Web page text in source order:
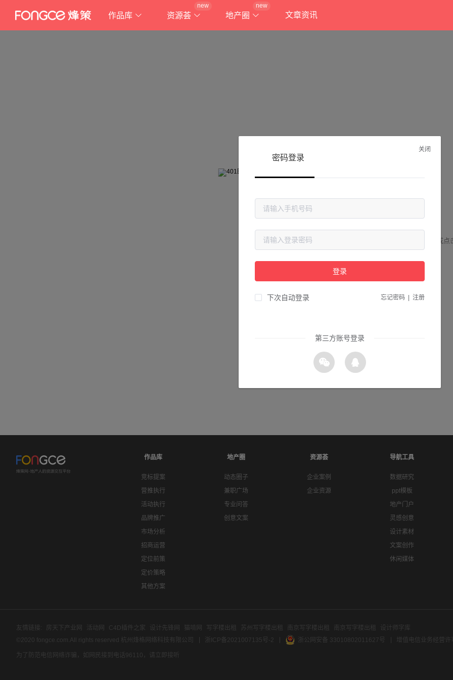
作品库 资源荟
new
地产圈
new
文章资讯
抱歉!
请检查您输入的网址是否正确，或点
作品库
竞标提案
营推执行
活动执行
品牌推广
市场分析
招商运营
定位前策
定价策略
其他方案
地产圈
动态圈子
兼职广场
专业问答
创意文案
资源荟
企业案例
企业资源
导航工具
数据研究
ppt模板
地产门户
灵感创意
设计素材
文案创作
休闲媒体
友情链接: 房天下产业网 活动网 C4D插件之家 设计先锋网 猫啃网 写字楼出租 苏州写字楼出租 南京写字楼出租 南京写字楼出租
设计师字库
©2020 fongce.com.All rights reserved 杭州烽格网络科技有限公司
浙ICP备2021007135号-2 浙公网安备 33010802011627号 增值电信业务经营
为了防范电信网络诈骗，如网民接到电话96110，请立即接听
关闭
密码登录
登录
下次自动登录 忘记密码 注册
第三方账号登录